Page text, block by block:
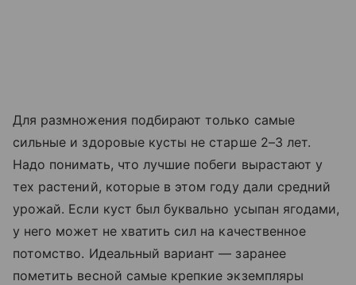
Для размножения подбирают только самые
сильные и здоровые кусты не старше 2–3 лет.
Надо понимать, что лучшие побеги вырастают у
тех растений, которые в этом году дали средний
урожай. Если куст был буквально усыпан ягодами,
у него может не хватить сил на качественное
потомство. Идеальный вариант — заранее
пометить весной самые крепкие экземпляры